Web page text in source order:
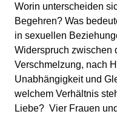
Worin unterscheiden
Begehren? Was
in sexuellen
Widerspruch zwischen
Verschmelzung, nach
Unabhängigkeit und
welchem Verhältnis
Liebe? Vier Frauen